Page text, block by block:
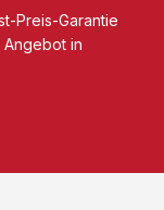
Preis-Garantie
in